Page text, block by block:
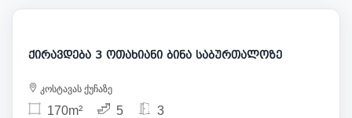
1 050
ქირავდება 3 ოთახიანი ბინა საბურთალოზე
კოსტავას ქუჩაზე
170m² 5 3